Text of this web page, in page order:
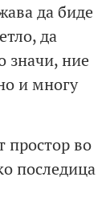
да биде
да
значи, ние
и многу
простор во
последица